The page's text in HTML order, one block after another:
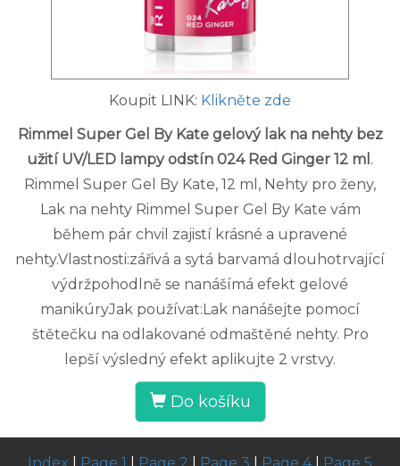
Koupit LINK: Klikněte zde
Rimmel Super Gel By Kate gelový lak na nehty bez
užití UV/LED lampy odstín 024 Red Ginger 12 ml .
Rimmel Super Gel By Kate, 12 ml, Nehty pro ženy,
Lak na nehty Rimmel Super Gel By Kate vám
během pár chvil zajistí krásné a upravené
nehty.Vlastnosti:zářivá a sytá barvamá dlouhotrvající
výdržpohodlně se nanášímá efekt gelové
manikúryJak používat:Lak nanášejte pomocí
štětečku na odlakované odmaštěné nehty. Pro
lepší výsledný efekt aplikujte 2 vrstvy.
Do košíku